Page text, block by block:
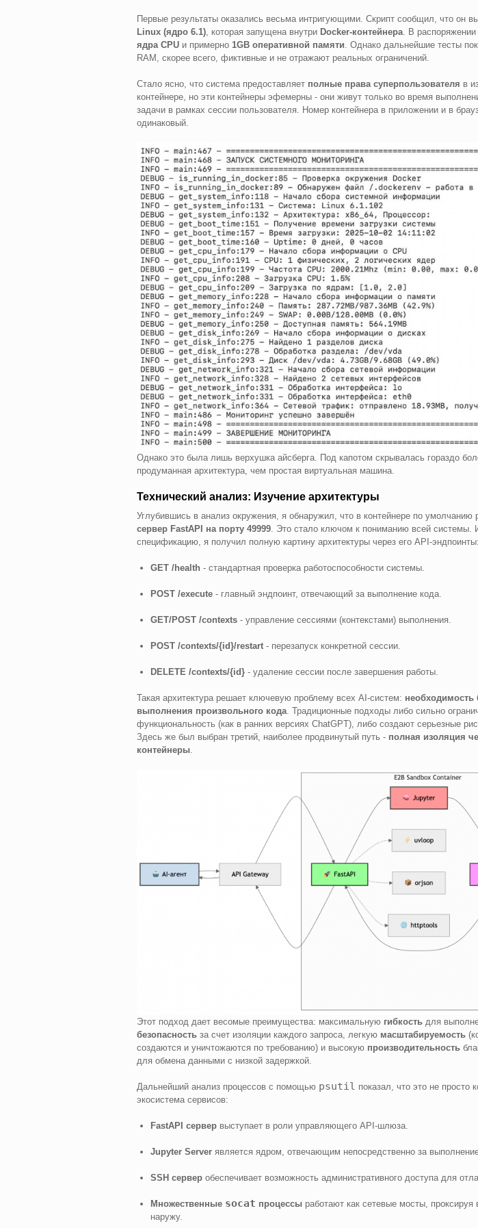
Первые результаты оказались весьма интригующими. Скрипт сообщил, что он
Linux (ядро 6.1), которая запущена внутри Docker-контейнера. В распоряжении
ядра CPUи примерно 1GB оперативной памяти . Однако дальнейшие тесты
RAM, скорее всего, фиктивные и не отражают реальных ограничений.
Стало ясно, что система предоставляет полные права суперпользователя в
контейнере, но эти контейнеры эфемерны - они живут только во время
задачи в рамках сессии пользователя. Номер контейнера в приложении и в
одинаковый.
Однако это была лишь верхушка айсберга. Под капотом скрывалась гораздо
продуманная архитектура, чем простая виртуальная машина.
Технический анализ: Изучение архитектуры
Углубившись в анализ окружения, я обнаружил, что в контейнере по умолчанию
сервер FastAPI на порту 49999. Это стало ключом к пониманию всей системы.
спецификацию, я получил полную картину архитектуры через его API-эндпоинты:
GET /health - стандартная проверка работоспособности системы.
POST /execute- главный эндпоинт, отвечающий за выполнение кода.
GET/POST /contexts- управление сессиями (контекстами) выполнения.
POST /contexts/{id}/restart- перезапуск конкретной сессии.
DELETE /contexts/{id}- удаление сессии после завершения работы.
Такая архитектура решает ключевую проблему всех AI-систем: необходимость
выполнения произвольного кода. Традиционные подходы либо сильно
функциональность (как в ранних версиях ChatGPT), либо создают серьезные
Здесь же был выбран третий, наиболее продвинутый путь - полная изоляция
контейнеры.
Этот подход дает весомые преимущества: максимальную гибкостьдля
безопасностьза счет изоляции каждого запроса, легкую масштабируемость
создаются и уничтожаются по требованию) и высокую производительность
для обмена данными с низкой задержкой.
Дальнейший анализ процессов с помощью psutil показал, что это не просто
экосистема сервисов:
FastAPI сервервыступает в роли управляющего API-шлюза.
Jupyter Serverявляется ядром, отвечающим непосредственно за
SSH серверобеспечивает возможность административного доступа для
Множественные socat процессыработают как сетевые мосты, проксируя
наружу.